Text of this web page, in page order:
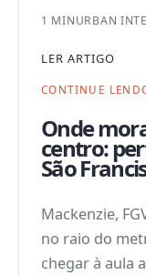
1 MINURBAN
LER ARTIGO
CONTINUE
Onde
centro:
São
Mackenzie,
no raio do
chegar à aula